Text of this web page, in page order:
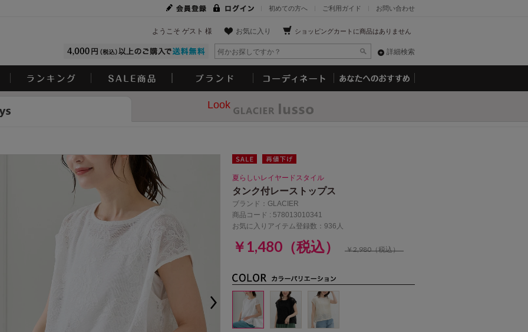
お問い合わせ
ご利用ガイド
初めての方へ
ショッピングカートに商品はありません
お気に入り
ようこそ ゲスト 様
詳細検索
Look
夏らしいレイヤードスタイル
タンク付レーストップス
ブランド： GLACIER
商品コード : 578013010341
お気に入りアイテム登録数：936人
￥1,480（税込） ￥2,980（税込）